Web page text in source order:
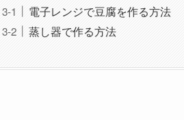
電子レンジで豆腐を作る方法
蒸し器で作る方法